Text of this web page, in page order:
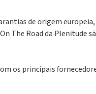
de origem
The Road da Plenitude
os principais